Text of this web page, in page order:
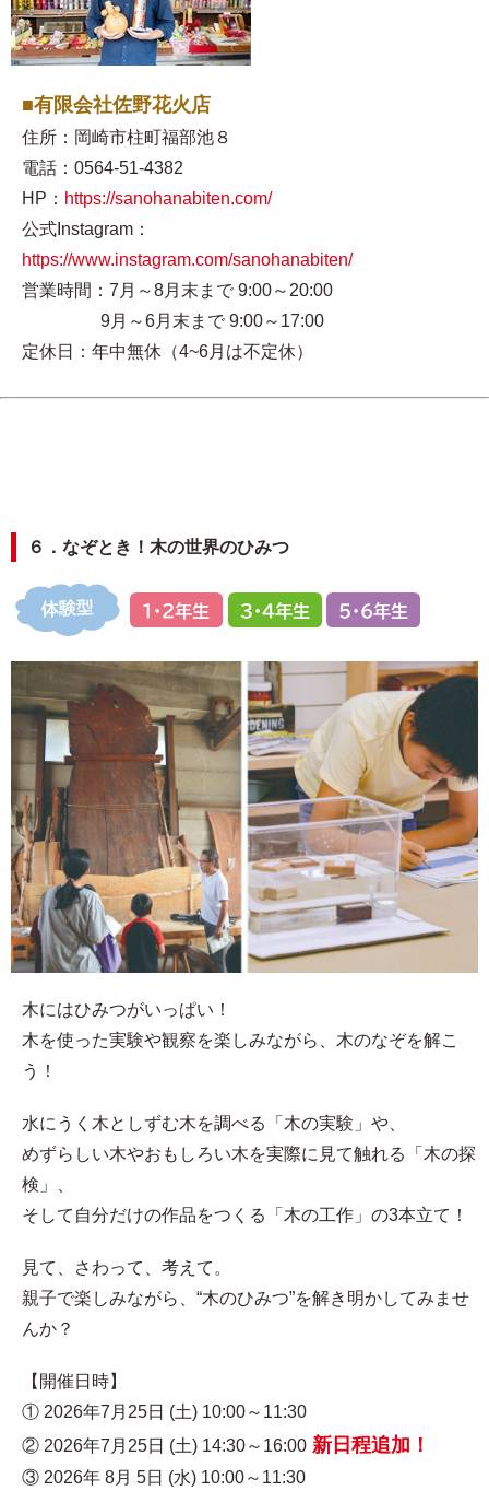
■有限会社佐野花火店
住所：岡崎市柱町福部池８
電話：0564-51-4382
HP： https://sanohanabiten.com/
公式Instagram：
https://www.instagram.com/sanohanabiten/
営業時間：7月～8月末まで 9:00～20:00
9月～6月末まで 9:00～17:00
定休日：年中無休（4~6月は不定休）
６．なぞとき！木の世界のひみつ
木にはひみつがいっぱい！
木を使った実験や観察を楽しみながら、木のなぞを解こ
う！
水にうく木としずむ木を調べる「木の実験」や、
めずらしい木やおもしろい木を実際に見て触れる「木の探
検」、
そして自分だけの作品をつくる「木の工作」の3本立て！
見て、さわって、考えて。
親子で楽しみながら、“木のひみつ”を解き明かしてみませ
んか？
【開催日時】
① 2026年7月25日 (土) 10:00～11:30
② 2026年7月25日 (土) 14:30～16:00 新日程追加！
③ 2026年 8月 5日 (水) 10:00～11:30